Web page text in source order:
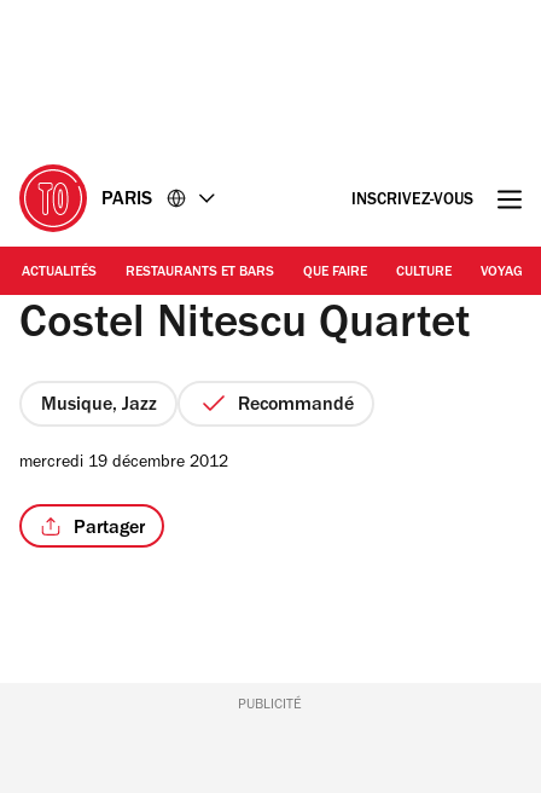
PARIS INSCRIVEZ-VOUS
ACTUALITÉS RESTAURANTS ET BARS QUE FAIRE CULTURE VOYAGE
Costel Nitescu Quartet
Musique, Jazz Recommandé
mercredi 19 décembre 2012
Partager
PUBLICITÉ